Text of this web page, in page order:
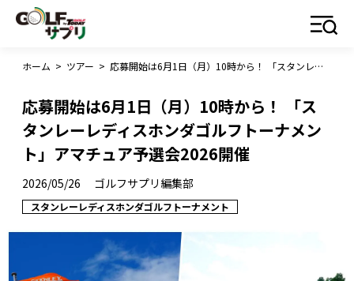
ホーム > ツアー > 応募開始は6月1日（月）10時から！ 「スタンレーレディスホンダゴルフトーナメント」アマチュア予選会2026開催
応募開始は6月1日（月）10時から！ 「ス
タンレーレディスホンダゴルフトーナメン
ト」アマチュア予選会2026開催
2026/05/26 ゴルフサプリ編集部
スタンレーレディスホンダゴルフトーナメント